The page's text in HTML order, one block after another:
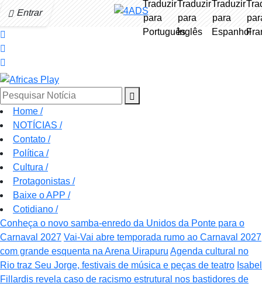
Entrar
Pesquisar Notícia
Home /
NOTÍCIAS /
Contato /
Política /
Cultura /
Protagonistas /
Baixe o APP /
Cotidiano /
Conheça o novo samba-enredo da Unidos da Ponte para o
Carnaval 2027 Vai-Vai abre temporada rumo ao Carnaval 2027
com grande esquenta na Arena Uirapuru Agenda cultural no
Rio traz Seu Jorge, festivais de música e peças de teatro Isabel
Fillardis revela caso de racismo estrutural nos bastidores de